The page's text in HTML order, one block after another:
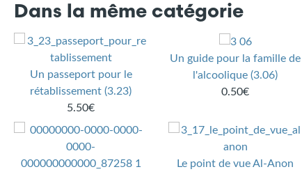
Dans la même catégorie
Un passeport pour le
rétablissement (3.23)
5.50€
Un guide pour la famille de
l'alcoolique (3.06)
0.50€
Le point de vue Al-Anon